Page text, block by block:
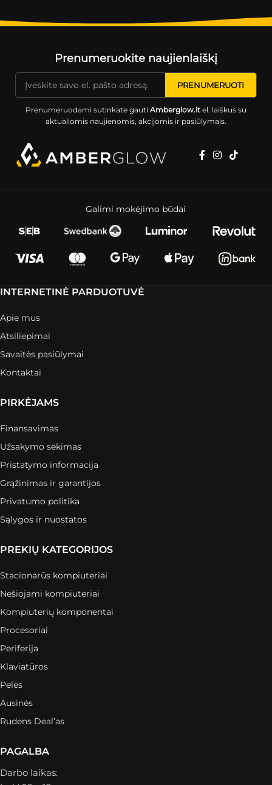
Prenumeruokite naujienlaiškį
Prenumeruodami sutinkate gauti Amberglow.ltel. laiškus su
aktualiomis naujienomis, akcijomis ir pasiūlymais.
Galimi mokėjimo būdai
INTERNETINĖ PARDUOTUVĖ
Apie mus
Atsiliepimai
Savaitės pasiūlymai
Kontaktai
PIRKĖJAMS
Finansavimas
Užsakymo sekimas
Pristatymo informacija
Grąžinimas ir garantijos
Privatumo politika
Sąlygos ir nuostatos
PREKIŲ KATEGORIJOS
Stacionarūs kompiuteriai
Nešiojami kompiuteriai
Kompiuterių komponentai
Procesoriai
Periferija
Klaviatūros
Pelės
Ausinės
Rudens Deal’as
PAGALBA
Darbo laikas: